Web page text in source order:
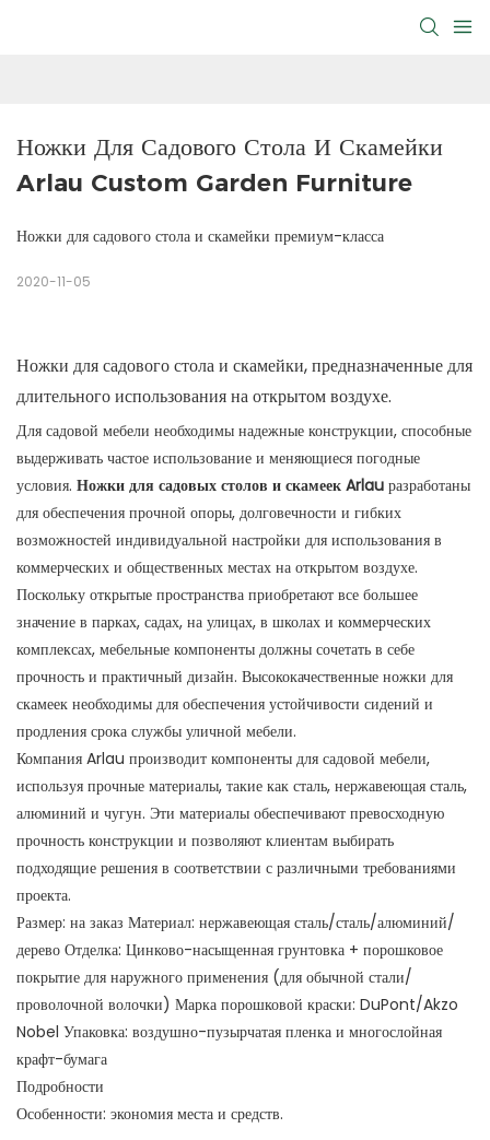
Ножки Для Садового Стола И Скамейки
Arlau Custom Garden Furniture
Ножки для садового стола и скамейки премиум-класса
2020-11-05
Ножки для садового стола и скамейки, предназначенные для
длительного использования на открытом воздухе.
Для садовой мебели необходимы надежные конструкции, способные
выдерживать частое использование и меняющиеся погодные
условия. Ножки для садовых столов и скамеек Arlau разработаны
для обеспечения прочной опоры, долговечности и гибких
возможностей индивидуальной настройки для использования в
коммерческих и общественных местах на открытом воздухе.
Поскольку открытые пространства приобретают все большее
значение в парках, садах, на улицах, в школах и коммерческих
комплексах, мебельные компоненты должны сочетать в себе
прочность и практичный дизайн. Высококачественные ножки для
скамеек необходимы для обеспечения устойчивости сидений и
продления срока службы уличной мебели.
Компания Arlau производит компоненты для садовой мебели,
используя прочные материалы, такие как сталь, нержавеющая сталь,
алюминий и чугун. Эти материалы обеспечивают превосходную
прочность конструкции и позволяют клиентам выбирать
подходящие решения в соответствии с различными требованиями
проекта.
Размер: на заказ Материал: нержавеющая сталь/сталь/алюминий/
дерево Отделка: Цинково-насыщенная грунтовка + порошковое
покрытие для наружного применения (для обычной стали/
проволочной волочки) Марка порошковой краски: DuPont/Akzo
Nobel Упаковка: воздушно-пузырчатая пленка и многослойная
крафт-бумага
Подробности
Особенности: экономия места и средств.